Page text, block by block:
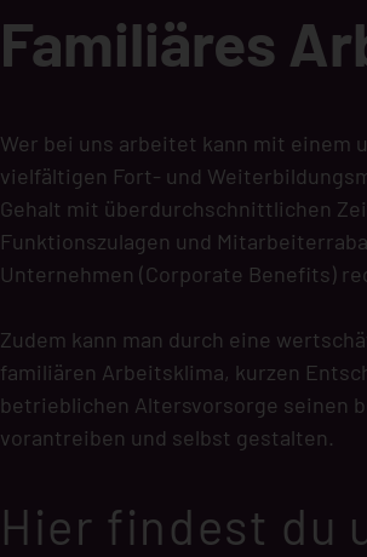
Familiäres
Wer bei uns arbeitet kann mit
vielfältigen Fort- und
Gehalt mit überdurchschnittlichen
Funktionszulagen und
Unternehmen (Corporate Benefits)
Zudem kann man durch eine
familiären Arbeitsklima, kurzen
betrieblichen Altersvorsorge seinen
vorantreiben und selbst gestalten.
Hier findest du